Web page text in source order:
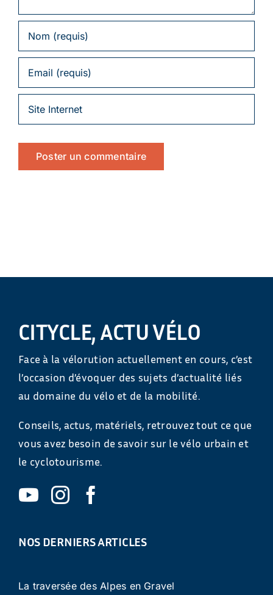
CITYCLE, ACTU VÉLO
Face à la vélorution actuellement en cours, c’est
l’occasion d’évoquer des sujets d’actualité liés
au domaine du vélo et de la mobilité.
Conseils, actus, matériels, retrouvez tout ce que
vous avez besoin de savoir sur le vélo urbain et
le cyclotourisme.
NOS DERNIERS ARTICLES
La traversée des Alpes en Gravel